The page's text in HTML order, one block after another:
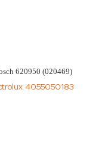
620950 (020469)